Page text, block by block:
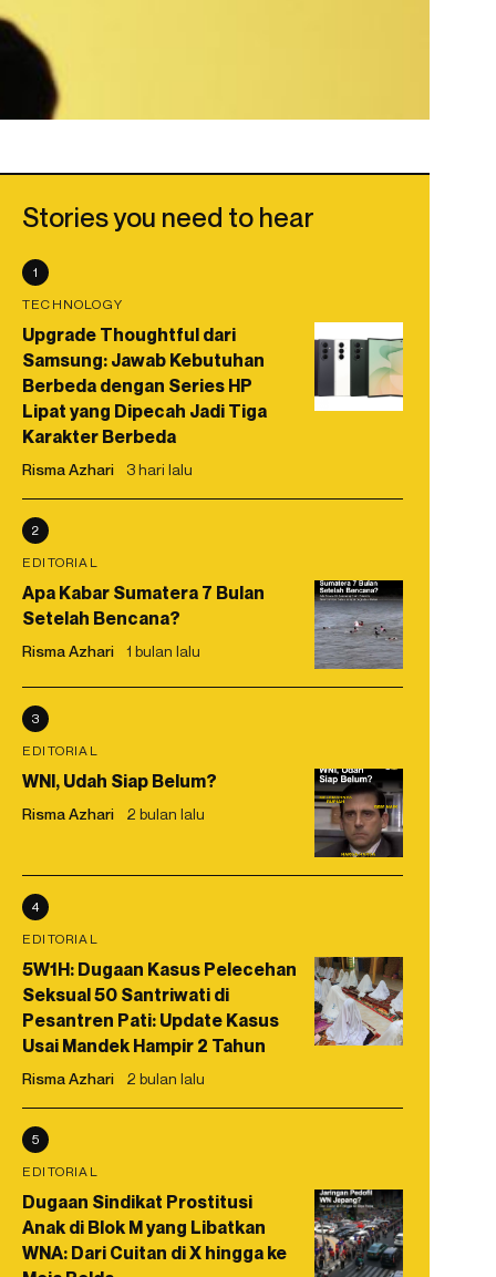
Stories you need to hear
1
TECHNOLOGY
Upgrade Thoughtful dari
Samsung: Jawab Kebutuhan
Berbeda dengan Series HP
Lipat yang Dipecah Jadi Tiga
Karakter Berbeda
Risma Azhari 3 hari lalu
2
EDITORIAL
Apa Kabar Sumatera 7 Bulan
Setelah Bencana?
Risma Azhari 1 bulan lalu
3
EDITORIAL
WNI, Udah Siap Belum?
Risma Azhari 2 bulan lalu
4
EDITORIAL
5W1H: Dugaan Kasus Pelecehan
Seksual 50 Santriwati di
Pesantren Pati: Update Kasus
Usai Mandek Hampir 2 Tahun
Risma Azhari 2 bulan lalu
5
EDITORIAL
Dugaan Sindikat Prostitusi
Anak di Blok M yang Libatkan
WNA: Dari Cuitan di X hingga ke